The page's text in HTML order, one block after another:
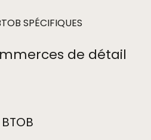
SPÉCIFIQUES
de détail
BTOB